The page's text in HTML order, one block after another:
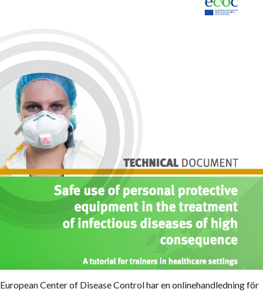
European Center of Disease Control har en onlinehandledning för